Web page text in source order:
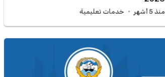
منذ 5 أشهر خدمات تعليمية